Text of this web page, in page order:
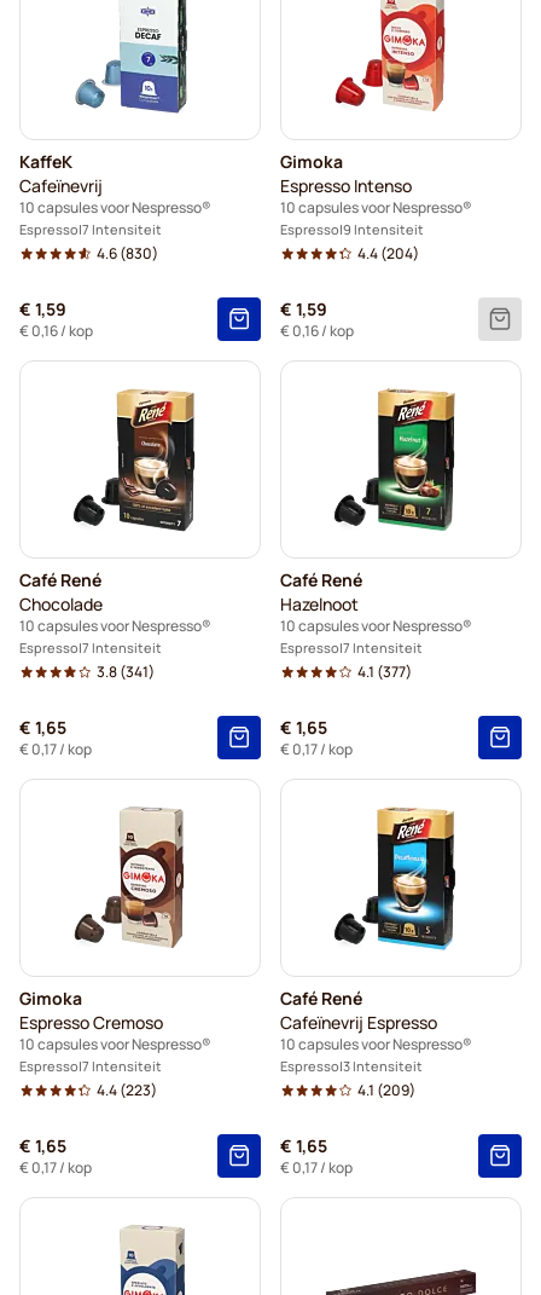
KaffeK
Cafeïnevrij
10 capsules voor Nespresso®
Espresso 7 Intensiteit
4.6(830)
€ 1,59
€ 0,16/ kop
Gimoka
Espresso Intenso
10 capsules voor Nespresso®
Espresso 9 Intensiteit
4.4(204)
€ 1,59
€ 0,16/ kop
Café René
Chocolade
10 capsules voor Nespresso®
Espresso 7 Intensiteit
3.8(341)
€ 1,65
€ 0,17/ kop
Café René
Hazelnoot
10 capsules voor Nespresso®
Espresso 7 Intensiteit
4.1 (377)
€ 1,65
€ 0,17/ kop
Gimoka
Espresso Cremoso
10 capsules voor Nespresso®
Espresso 7 Intensiteit
4.4(223)
€ 1,65
€ 0,17/ kop
Café René
Cafeïnevrij Espresso
10 capsules voor Nespresso®
Espresso 3 Intensiteit
4.1 (209)
€ 1,65
€ 0,17/ kop